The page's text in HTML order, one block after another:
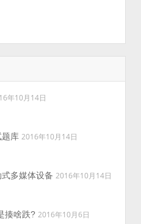
年10月14日
题库 2016年10月14日
多媒体设备 2016年10月14日
揍啥跌? 2016年10月6日